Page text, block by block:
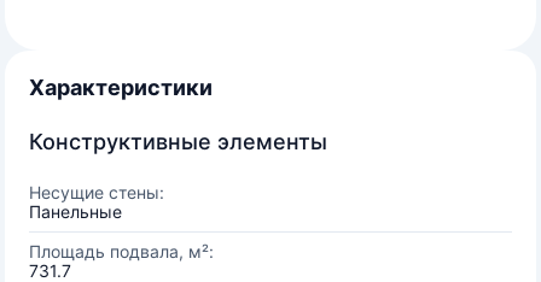
Характеристики
Конструктивные элементы
Несущие стены:
Панельные
Площадь подвала, м²:
731.7